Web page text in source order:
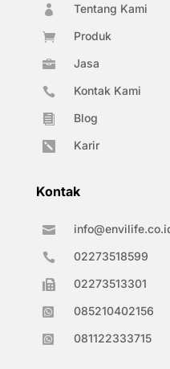
 Tentang Kami
 Produk
 Jasa
 Kontak Kami
 Blog
 Karir
Kontak

 02273518599
 02273513301
 085210402156
 081122333715